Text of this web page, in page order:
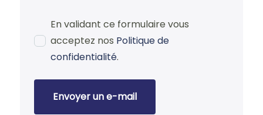
En validant ce formulaire vous
acceptez nos Politique de
confidentialité.
Envoyer un e-mail